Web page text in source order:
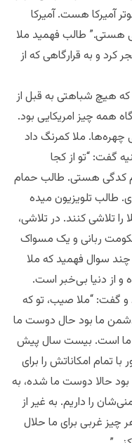
آمیرکا هست. آمیرکا
هستی.” طالب فهمید ملا
کرد و به قرارگاهی که از
که هیچ شباهتی به قبل از
همه چیز امریکایی بود.
چهره‌ها. ملا کمرنگ داد
گفت: “تو از کجا
کدگی هستی. طالب حمام
طالب تلویزیون میده
را تلاشی کنند. در تلاشی،
ربانی و یک مسواک
سوال فهمید که ملا
از دنیا بی‌خبر است.
و گفت: “ملا صیب، تو که
دشمن ما بود حال دوست ما
ما است. بیست سال پیش
تمام امکاناتش را برای
حالا دوست ما شده، به
را داریم. به غیر از
چیز غربی برای ما حلال